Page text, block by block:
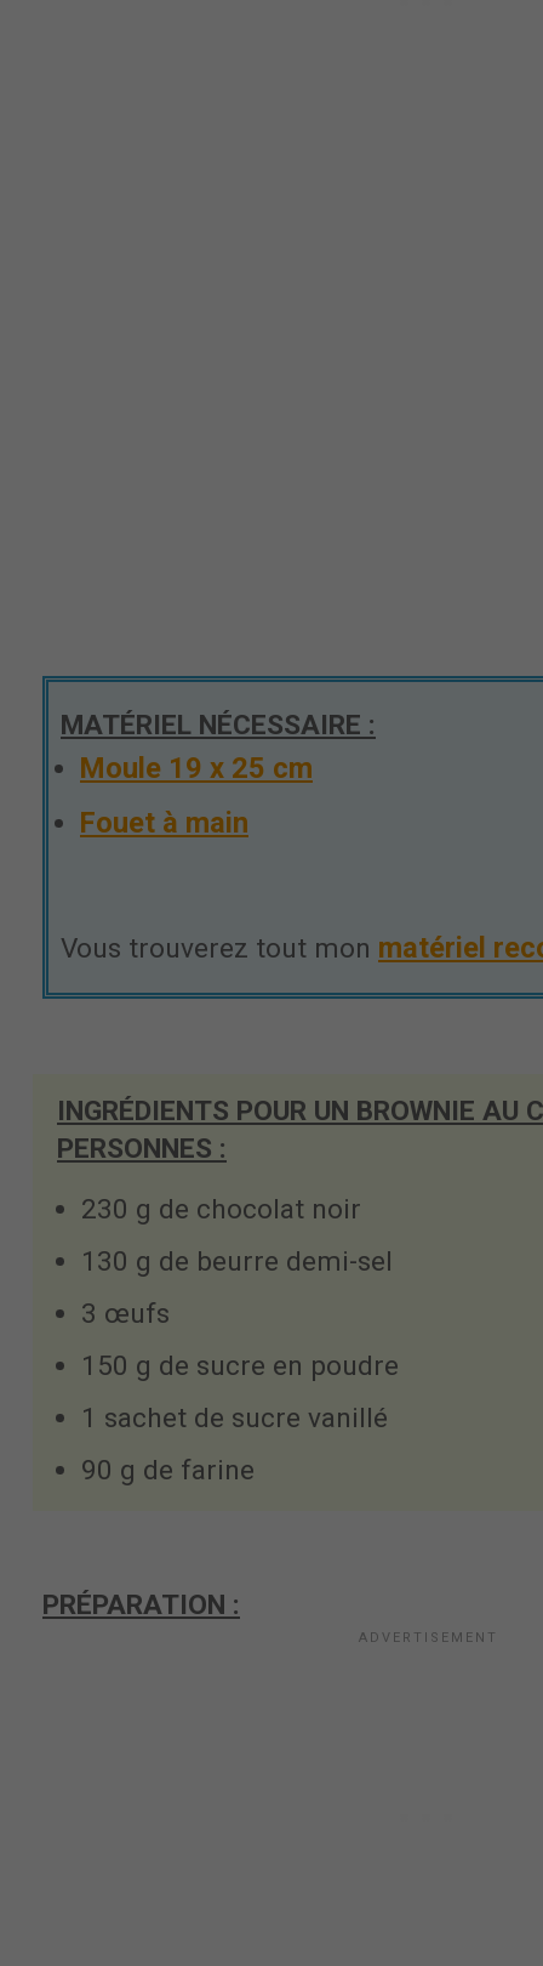
MATÉRIEL NÉCESSAIRE :
Moule 19 x 25 cm
Fouet à main
Vous trouverez tout mon matériel
INGRÉDIENTS POUR UN BROWNIE AU
PERSONNES :
230 g de chocolat noir
130 g de beurre demi-sel
3 œufs
150 g de sucre en poudre
1 sachet de sucre vanillé
90 g de farine
PRÉPARATION :